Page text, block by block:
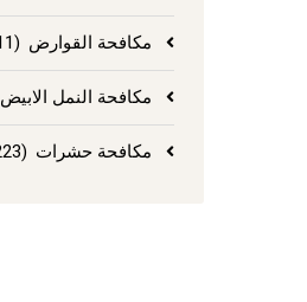
مكافحة القوارض (11)
مكافحة النمل الابيض
مكافحة حشرات (223)